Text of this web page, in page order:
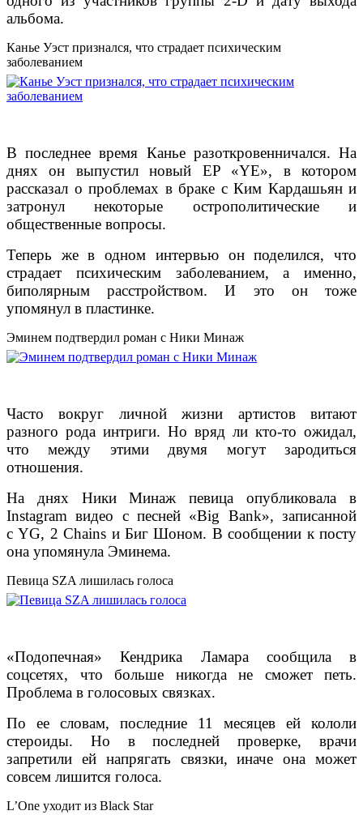
альбома.
Канье Уэст признался, что страдает психическим
заболеванием
В последнее время Канье разоткровенничался. На
днях он выпустил новый EP «YE», в котором
рассказал о проблемах в браке с Ким Кардашьян и
затронул некоторые острополитические и
общественные вопросы.
Теперь же в одном интервью он поделился, что
страдает психическим заболеванием, а именно,
биполярным расстройством. И это он тоже
упомянул в пластинке.
Эминем подтвердил роман с Ники Минаж
Часто вокруг личной жизни артистов витают
разного рода интриги. Но вряд ли кто-то ожидал,
что между этими двумя могут зародиться
отношения.
На днях Ники Минаж певица опубликовала в
Instagram видео с песней «Big Bank», записанной
с YG, 2 Chains и Биг Шоном. В сообщении к посту
она упомянула Эминема.
Певица SZA лишилась голоса
«Подопечная» Кендрика Ламара сообщила в
соцсетях, что больше никогда не сможет петь.
Проблема в голосовых связках.
По ее словам, последние 11 месяцев ей кололи
стероиды. Но в последней проверке, врачи
запретили ей напрягать связки, иначе она может
совсем лишится голоса.
L’One уходит из Black Star